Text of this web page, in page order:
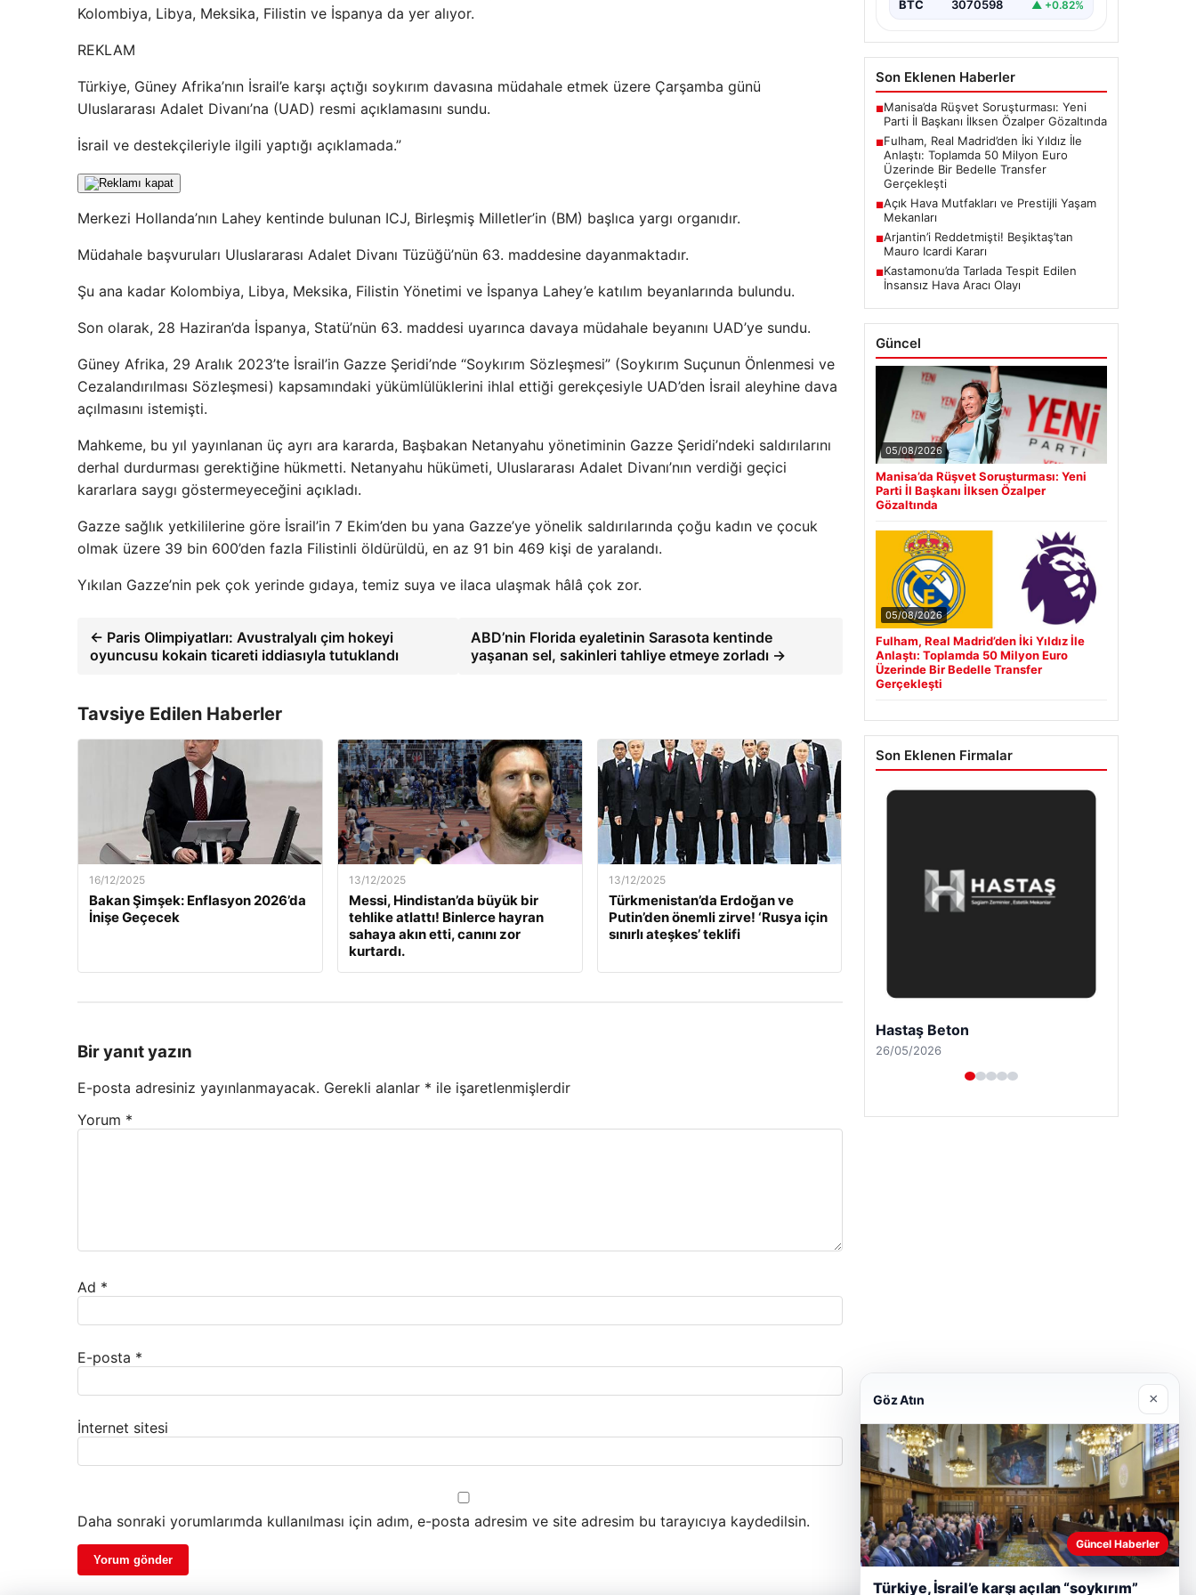
Kolombiya, Libya, Meksika, Filistin ve İspanya da yer alıyor.
REKLAM
Türkiye, Güney Afrika’nın İsrail’e karşı açtığı soykırım davasına müdahale etmek üzere Çarşamba günü
Uluslararası Adalet Divanı’na (UAD) resmi açıklamasını sundu.
İsrail ve destekçileriyle ilgili yaptığı açıklamada.”
Merkezi Hollanda’nın Lahey kentinde bulunan ICJ, Birleşmiş Milletler’in (BM) başlıca yargı organıdır.
Müdahale başvuruları Uluslararası Adalet Divanı Tüzüğü’nün 63. maddesine dayanmaktadır.
Şu ana kadar Kolombiya, Libya, Meksika, Filistin Yönetimi ve İspanya Lahey’e katılım beyanlarında bulundu.
Son olarak, 28 Haziran’da İspanya, Statü’nün 63. maddesi uyarınca davaya müdahale beyanını UAD’ye sundu.
Güney Afrika, 29 Aralık 2023’te İsrail’in Gazze Şeridi’nde “Soykırım Sözleşmesi” (Soykırım Suçunun Önlenmesi ve
Cezalandırılması Sözleşmesi) kapsamındaki yükümlülüklerini ihlal ettiği gerekçesiyle UAD’den İsrail aleyhine dava
açılmasını istemişti.
Mahkeme, bu yıl yayınlanan üç ayrı ara kararda, Başbakan Netanyahu yönetiminin Gazze Şeridi’ndeki saldırılarını
derhal durdurması gerektiğine hükmetti. Netanyahu hükümeti, Uluslararası Adalet Divanı’nın verdiği geçici
kararlara saygı göstermeyeceğini açıkladı.
Gazze sağlık yetkililerine göre İsrail’in 7 Ekim’den bu yana Gazze’ye yönelik saldırılarında çoğu kadın ve çocuk
olmak üzere 39 bin 600’den fazla Filistinli öldürüldü, en az 91 bin 469 kişi de yaralandı.
Yıkılan Gazze’nin pek çok yerinde gıdaya, temiz suya ve ilaca ulaşmak hâlâ çok zor.
← Paris Olimpiyatları: Avustralyalı çim hokeyi
oyuncusu kokain ticareti iddiasıyla tutuklandı
ABD’nin Florida eyaletinin Sarasota kentinde
yaşanan sel, sakinleri tahliye etmeye zorladı →
Tavsiye Edilen Haberler
16/12/2025
Bakan Şimşek: Enflasyon 2026’da
İnişe Geçecek
13/12/2025
Messi, Hindistan’da büyük bir
tehlike atlattı! Binlerce hayran
sahaya akın etti, canını zor
kurtardı.
13/12/2025
Türkmenistan’da Erdoğan ve
Putin’den önemli zirve! ‘Rusya için
sınırlı ateşkes’ teklifi
Bir yanıt yazın
E-posta adresiniz yayınlanmayacak. Gerekli alanlar * ile işaretlenmişlerdir
Yorum *
Ad *
E-posta *
İnternet sitesi
Daha sonraki yorumlarımda kullanılması için adım, e-posta adresim ve site adresim bu tarayıcıya kaydedilsin.
önemli bir adım attı. İngiltere
BTC 3070598 ▲ +0.82%
Son Eklenen Haberler
■Manisa’da Rüşvet Soruşturması: Yeni
Parti İl Başkanı İlksen Özalper Gözaltında
■Fulham, Real Madrid’den İki Yıldız İle
Anlaştı: Toplamda 50 Milyon Euro
Üzerinde Bir Bedelle Transfer
Gerçekleşti
■Açık Hava Mutfakları ve Prestijli Yaşam
Mekanları
■Arjantin’i Reddetmişti! Beşiktaş’tan
Mauro Icardi Kararı
■Kastamonu’da Tarlada Tespit Edilen
İnsansız Hava Aracı Olayı
Güncel
05/08/2026
Manisa’da Rüşvet Soruşturması: Yeni
Parti İl Başkanı İlksen Özalper
Gözaltında
05/08/2026
Fulham, Real Madrid’den İki Yıldız İle
Anlaştı: Toplamda 50 Milyon Euro
Üzerinde Bir Bedelle Transfer
Gerçekleşti
Son Eklenen Firmalar
Prenses Night Club
29/04/2026
Göz Atın ×
Güncel Haberler
Türkiye, İsrail’e karşı açılan “soykırım”